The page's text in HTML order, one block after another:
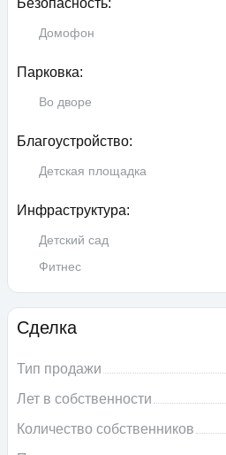
Безопасность:
Домофон
Парковка:
Во дворе
Благоустройство:
Детская площадка
Инфраструктура:
Детский сад
Фитнес
Сделка
Тип продажи
Лет в собственности
Количество собственников